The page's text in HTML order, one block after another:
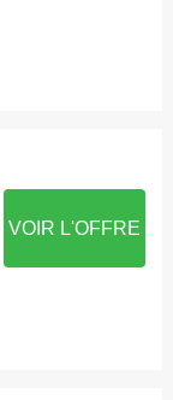
VOIR L'OFFRE